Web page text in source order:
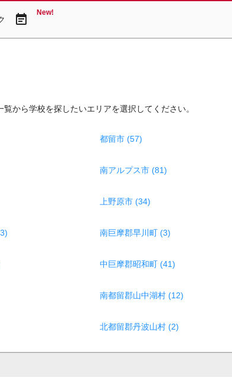
event_note New!
から学校を探したいエリアを選択してください。
都留市 (57)
南アルプス市 (81)
上野原市 (34)
南巨摩郡早川町 (3)
中巨摩郡昭和町 (41)
南都留郡山中湖村 (12)
北都留郡丹波山村 (2)